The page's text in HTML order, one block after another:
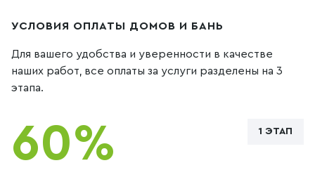
УСЛОВИЯ ОПЛАТЫ ДОМОВ И БАНЬ
Для вашего удобства и уверенности в качестве
наших работ, все оплаты за услуги разделены на 3
этапа.
60% 1 ЭТАП